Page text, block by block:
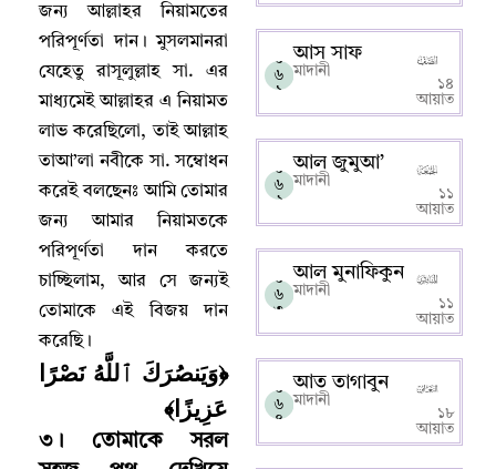
জন্য আল্লাহর নিয়ামতের
পরিপূর্ণতা দান। মুসলমানরা
যেহেতু রাসূলুল্লাহ সা. এর
মাধ্যমেই আল্লাহর এ নিয়ামত
লাভ করেছিলো,তাই আল্লাহ‌
তাআ’লা নবীকে সা. সম্বোধন
করেই বলছেনঃ আমি তোমার
জন্য আমার নিয়ামতকে
পরিপূর্ণতা দান করতে
চাচ্ছিলাম,আর সে জন্যই
তোমাকে এই বিজয় দান
করেছি।
﴿وَيَنصُرَكَ ٱللَّهُ نَصْرًا
عَزِيزًا﴾
৩ ।
তোমাকে সরল
০
৬
১
আস সাফ
মাদানী
১৪
আয়াত
০
৬
২
আল জুমুআ’
মাদানী
১১
আয়াত
০
৬
৩
আল মুনাফিকুন
মাদানী
১১
আয়াত
০
৬
৪
আত তাগাবুন
মাদানী
১৮
আয়াত